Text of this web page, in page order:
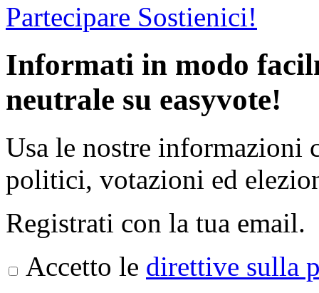
Partecipare Sostienici!
Informati in modo
neutrale su easyvote!
Usa le nostre informazioni
politici, votazioni ed
Registrati con la tua email.
Accetto le direttive sulla